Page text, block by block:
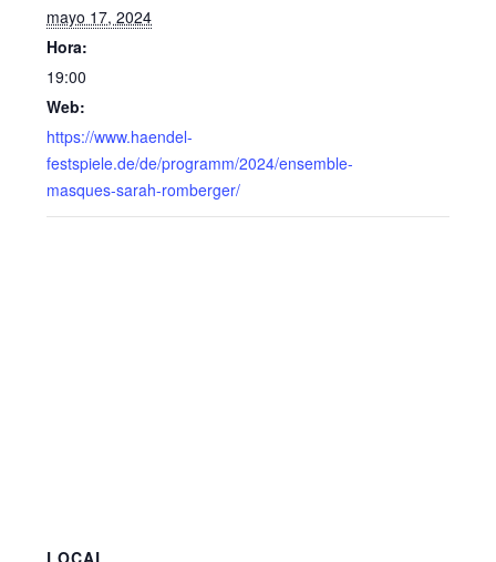
mayo 17, 2024
Hora:
19:00
Web:
https://www.haendel-
festspiele.de/de/programm/2024/ensemble-
masques-sarah-romberger/